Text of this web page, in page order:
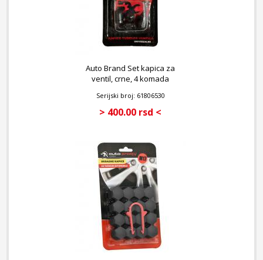
Auto Brand Set kapica za
ventil, crne, 4 komada
Serijski broj: 61806530
> 400.00 rsd <